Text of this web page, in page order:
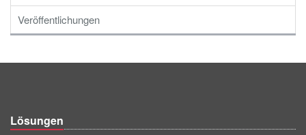
Veröffentlichungen
Lösungen